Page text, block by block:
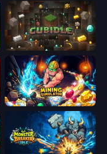
Cubidle
Mining Simulator